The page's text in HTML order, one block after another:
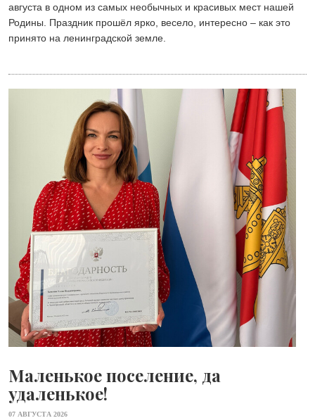
августа в одном из самых необычных и красивых мест нашей
Родины. Праздник прошёл ярко, весело, интересно – как это
принято на ленинградской земле.
Маленькое поселение, да
удаленькое!
07 АВГУСТА 2026